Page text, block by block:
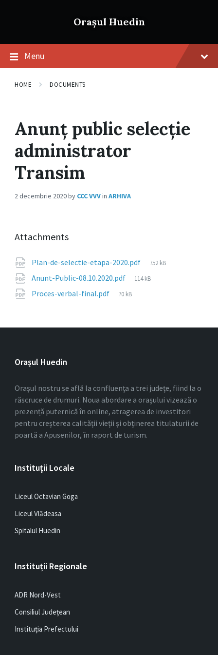
Orașul Huedin
Menu
HOME DOCUMENTS
Anunț public selecție
administrator
Transim
2 decembrie 2020by CCC VVVin ARHIVA
Attachments
Plan-de-selectie-etapa-2020.pdf
File
752 kB
Anunt-Public-08.10.2020.pdf
File
114 kB
Proces-verbal-final.pdf
File
70 kB
Orașul Huedin
Orașul nostru se află la confluența a trei județe, fiind la o
răscruce de drumuri. Noua abordare a orașului vizează o
prezență puternică în online, atragerea de investitori
pentru creșterea calității vieții și obținerea titulaturii de
poartă a Apusenilor, în raport de turism.
Instituții Locale
Liceul Octavian Goga
Liceul Vlădeasa
Spitalul Huedin
Instituții Regionale
ADR Nord-Vest
Consiliul Județean
Instituția Prefectului